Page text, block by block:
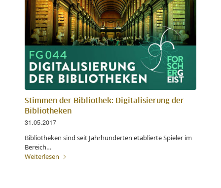
Stimmen der Bibliothek: Digitalisierung der
Bibliotheken
31.05.2017
Bibliotheken sind seit Jahrhunderten etablierte Spieler im
Bereich…
Weiterlesen